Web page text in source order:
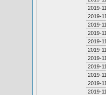
2019-
2019-
2019-
2019-
2019-
2019-
2019-
2019-
2019-
2019-
2019-